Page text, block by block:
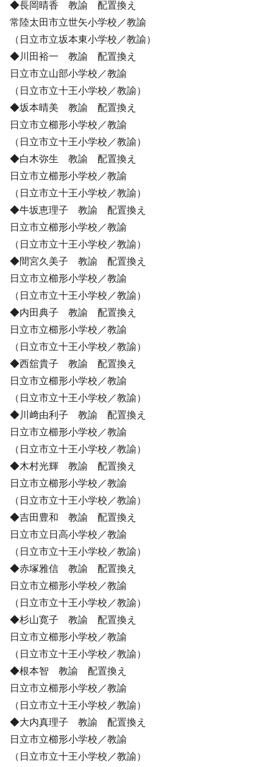
◆長岡晴香 教諭 配置換え
常陸太田市立世矢小学校／教諭
（日立市立坂本東小学校／教諭）
◆川田裕一 教諭 配置換え
日立市立山部小学校／教諭
（日立市立十王小学校／教諭）
◆坂本晴美 教諭 配置換え
日立市立櫛形小学校／教諭
（日立市立十王小学校／教諭）
◆白木弥生 教諭 配置換え
日立市立櫛形小学校／教諭
（日立市立十王小学校／教諭）
◆牛坂恵理子 教諭 配置換え
日立市立櫛形小学校／教諭
（日立市立十王小学校／教諭）
◆間宮久美子 教諭 配置換え
日立市立櫛形小学校／教諭
（日立市立十王小学校／教諭）
◆内田典子 教諭 配置換え
日立市立櫛形小学校／教諭
（日立市立十王小学校／教諭）
◆西舘貴子 教諭 配置換え
日立市立櫛形小学校／教諭
（日立市立十王小学校／教諭）
◆川﨑由利子 教諭 配置換え
日立市立櫛形小学校／教諭
（日立市立十王小学校／教諭）
◆木村光輝 教諭 配置換え
日立市立櫛形小学校／教諭
（日立市立十王小学校／教諭）
◆吉田豊和 教諭 配置換え
日立市立日高小学校／教諭
（日立市立十王小学校／教諭）
◆赤塚雅信 教諭 配置換え
日立市立櫛形小学校／教諭
（日立市立十王小学校／教諭）
◆杉山寛子 教諭 配置換え
日立市立櫛形小学校／教諭
（日立市立十王小学校／教諭）
◆根本智 教諭 配置換え
日立市立櫛形小学校／教諭
（日立市立十王小学校／教諭）
◆大内真理子 教諭 配置換え
日立市立櫛形小学校／教諭
（日立市立十王小学校／教諭）